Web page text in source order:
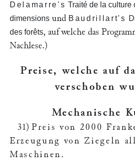
Delamarre's Traité de la culture
dimensions und Baudrillart's
des forêts, auf welche das
Nachlese.)
Preise, welche auf
verschoben
Mechanische
31) Preis von 2000
Erzeugung von Ziegeln
Maschinen .